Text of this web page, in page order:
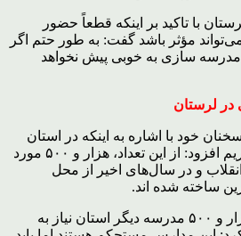
با تاکید بر اینکه قطعاً حضور
مؤثر باشد گفت: به طور حتم اگر
مدرسه سازی به خوبی پیش نخواهد
خود با اشاره به اینکه در استان
حدود چهار هزار مدرسه داریم افزود: از این تعداد، هزار و ۵۰۰ مورد
و در سال‌های اخیر از محل
ساخته شده اند.
وی با بیان اینکه همچنین هزار و ۵۰۰ مدرسه دیگر استان نیاز به